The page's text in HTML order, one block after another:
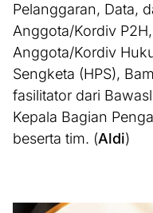
Pelanggaran, Data,
Anggota/Kordiv
Anggota/Kordiv
Sengketa (HPS),
fasilitator dari
Kepala Bagian
beserta tim. (Aldi)